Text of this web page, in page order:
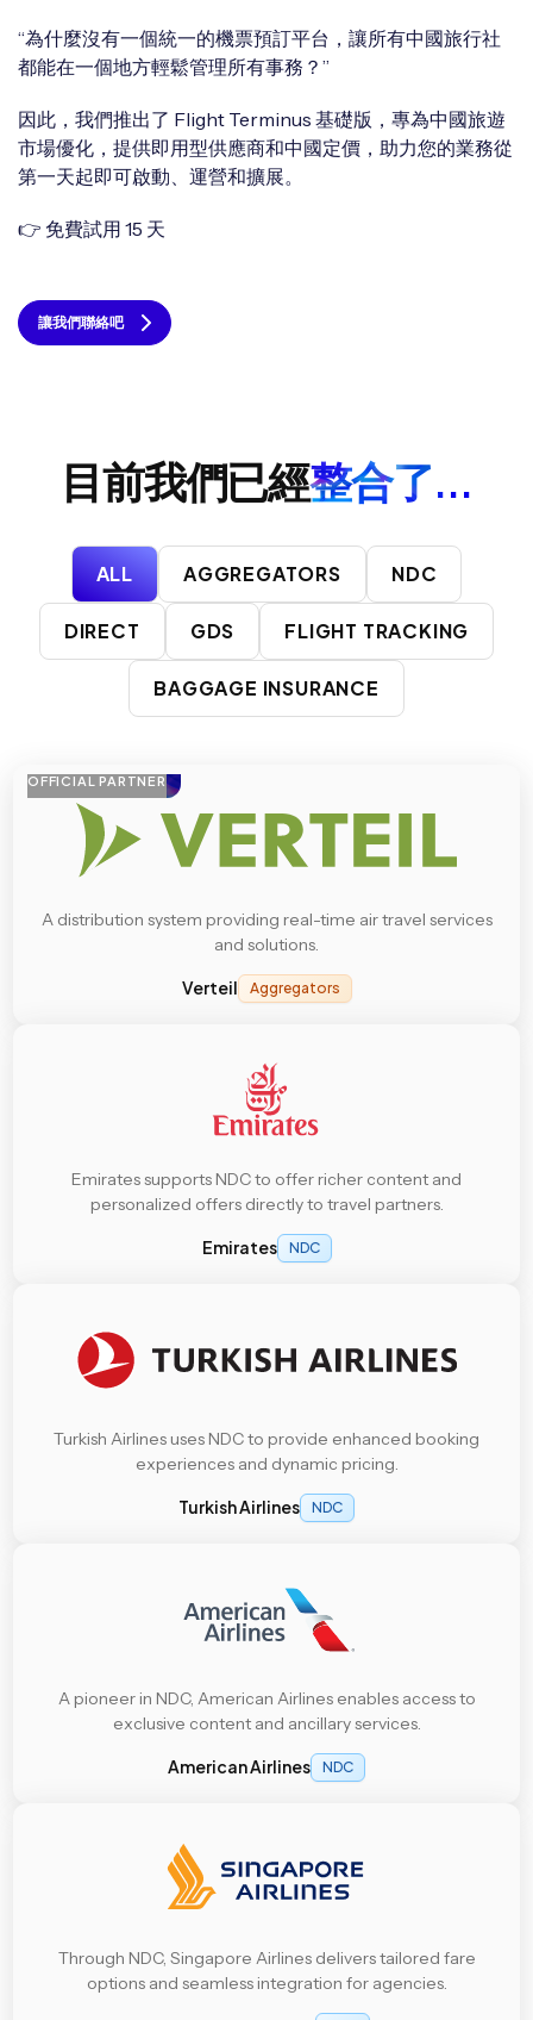
“為什麼沒有一個統一的機票預訂平台，讓所有中國旅行社
都能在一個地方輕鬆管理所有事務？”
因此，我們推出了 Flight Terminus 基礎版，專為中國旅遊
市場優化，提供即用型供應商和中國定價，助力您的業務從
第一天起即可啟動、運營和擴展。
👉 免費試用 15 天
讓我們聯絡吧
目前我們已經整合了...
ALL AGGREGATORS NDC
DIRECT GDS FLIGHT TRACKING
BAGGAGE INSURANCE
OFFICIAL PARTNER
A distribution system providing real-time air travel services
and solutions.
Verteil Aggregators
Emirates supports NDC to offer richer content and
personalized offers directly to travel partners.
Emirates NDC
Turkish Airlines uses NDC to provide enhanced booking
experiences and dynamic pricing.
Turkish Airlines NDC
A pioneer in NDC, American Airlines enables access to
exclusive content and ancillary services.
American Airlines NDC
Through NDC, Singapore Airlines delivers tailored fare
options and seamless integration for agencies.